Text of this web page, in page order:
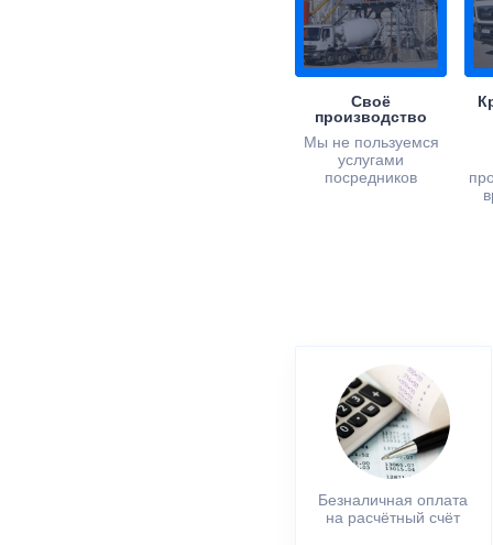
Своё
производство
Мы не пользуемся
услугами
посредников
Безналичная оплата
на расчётный счёт